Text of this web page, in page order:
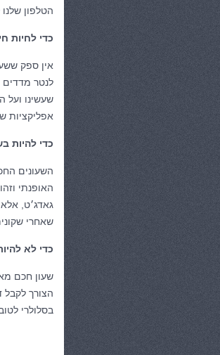
הטלפון שלנו
כדי לחיות
אין ספק
לנטר מדדים
שעשינו ועל
אפליקציות
כדי להיות
השעונים
האופנתי
גאדג׳ט,
שאחרי
כדי לא
שעון חכם
הצורך לקבל
בסלולרי